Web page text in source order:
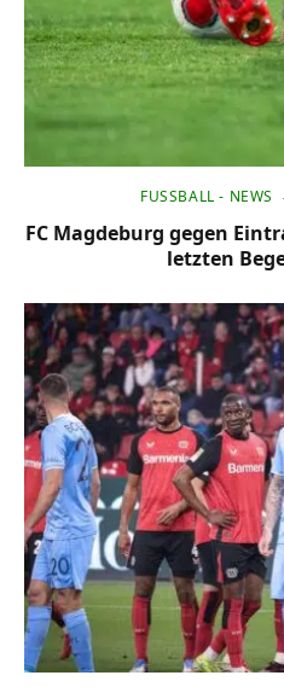
FUSSBALL - NEWS
FC Magdeburg gegen
letzten